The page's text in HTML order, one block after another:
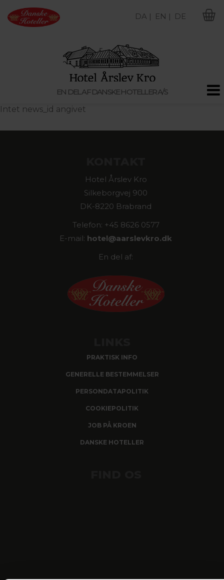
EN DEL AF DANSKE HOTELLER A/S
DA | EN | DE
Intet news_id angivet
Hotel Årslev Kro
Silkeborgvej 900
DK-8220 Brabrand
Telefon: +45 8626 0577
E-mail: hotel@aarslevkro.dk
En del af:
PRAKTISK INFO
GENERELLE BESTEMMELSER
PERSONDATAPOLITIK
COOKIEPOLITIK
JOB PÅ KROEN
DANSKE HOTELLER